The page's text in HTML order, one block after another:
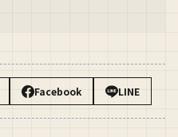
Facebook LINE